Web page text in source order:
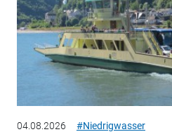
04.08.2026 #Niedrigwasser